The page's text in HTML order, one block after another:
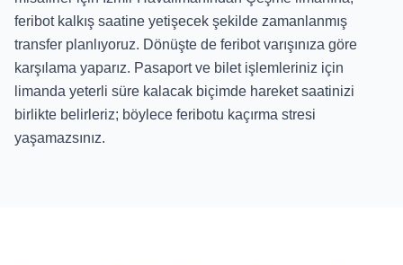
feribot kalkış saatine yetişecek şekilde zamanlanmış
transfer planlıyoruz. Dönüşte de feribot varışınıza göre
karşılama yaparız. Pasaport ve bilet işlemleriniz için
limanda yeterli süre kalacak biçimde hareket saatinizi
birlikte belirleriz; böylece feribotu kaçırma stresi
yaşamazsınız.